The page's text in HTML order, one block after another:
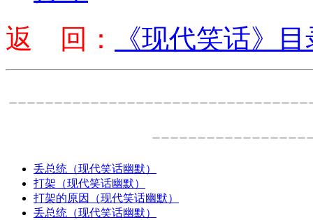
返 回：
《现代笑话》
丢总统（现代笑话幽默）
打架（现代笑话幽默）
打架的原因（现代笑话幽默）
丢总统（现代笑话幽默）